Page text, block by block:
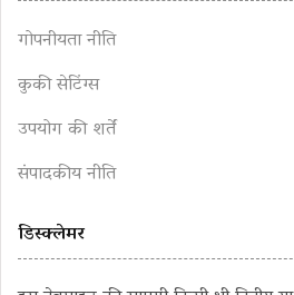
गोपनीयता नीति
कुकी सेटिंग्स
उपयोग की शर्तें
संपादकीय नीति
डिस्क्लेमर